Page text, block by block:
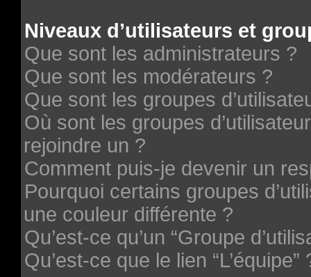
Niveaux d’utilisateurs et
Que sont les administrateurs ?
Que sont les modérateurs ?
Que sont les groupes
Où sont les groupes
rejoindre un ?
Comment puis-je devenir un
Pourquoi certains groupes
une couleur différente ?
Qu’est-ce qu’un “Groupe
Qu’est-ce que le lien “L’équipe”